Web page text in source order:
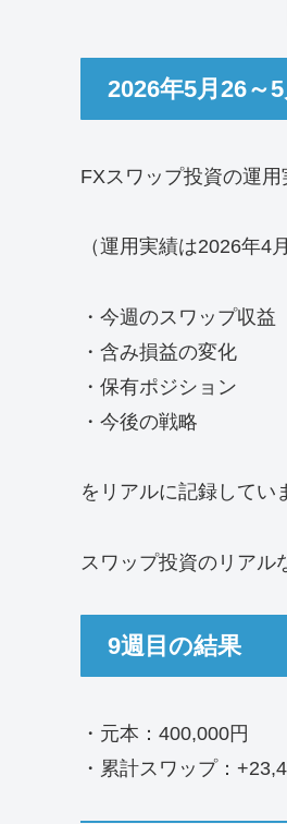
2026年5月26～
FXスワップ投資の運用
（運用実績は2026年4
・今週のスワップ収益
・含み損益の変化
・保有ポジション
・今後の戦略
をリアルに記録してい
スワップ投資のリアル
9週目の結果
・元本：400,000円
・累計スワップ：